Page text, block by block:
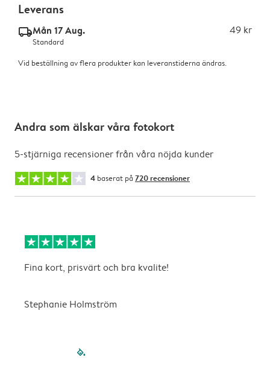
Leverans
delivery_standard_v2Mån 17 Aug. 49 kr
Standard
Vid beställning av flera produkter kan leveranstiderna ändras.
Andra som älskar våra fotokort
5-stjärniga recensioner från våra nöjda kunder
4 baserat på 720 recensioner
Fina kort, prisvärt och bra kvalite!
Stephanie Holmström
filled-pagination